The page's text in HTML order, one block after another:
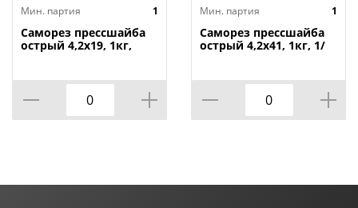
Мин. партия
1
Саморез прессшайба
острый 4,2х19, 1кг,
Мин. партия
1
Саморез прессшайба
острый 4,2х41, 1кг, 1/